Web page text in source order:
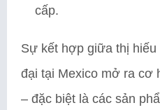
cấp.
Sự kết hợp giữa thị hiếu
đại tại Mexico mở ra cơ
– đặc biệt là các sản